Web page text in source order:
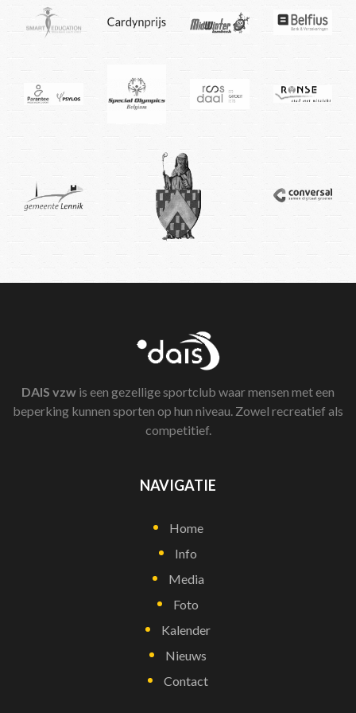
DAIS vzw is een gezellige sportclub waar mensen met een
beperking kunnen sporten op hun niveau. Zowel recreatief als
competitief.
NAVIGATIE
Home
Info
Media
Foto
Kalender
Nieuws
Contact